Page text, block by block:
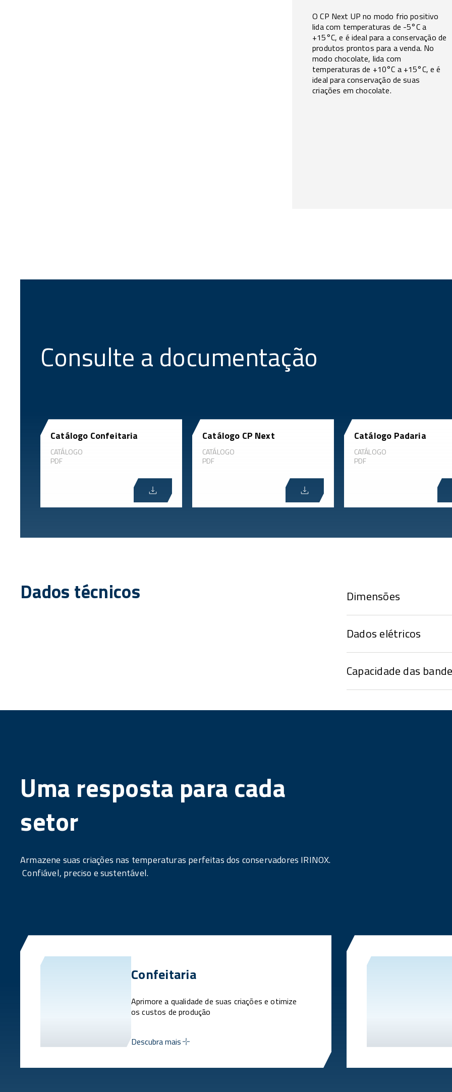
O CP Next UP no modo frio positivo
lida com temperaturas de -5°C a
+15°C, e é ideal para a conservação de
produtos prontos para a venda. No
modo chocolate, lida com
temperaturas de +10°C a +15°C, e é
ideal para conservação de suas
criações em chocolate.
Consulte a documentação
Catálogo Confeitaria
CATÁLOGO
PDF
Catálogo CP Next
CATÁLOGO
PDF
Catálogo Padaria
CATÁLOGO
PDF
Dados técnicos Dimensões
Dados elétricos
Capacidade das
Uma resposta para cada
setor
Armazene suas criações nas temperaturas perfeitas dos conservadores IRINOX.
Confiável, preciso e sustentável.
Confeitaria
Aprimore a qualidade de suas criações e otimize
os custos de produção
Descubra mais